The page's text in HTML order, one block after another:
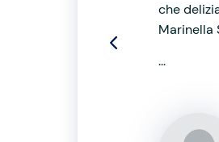
che
Marinella
...